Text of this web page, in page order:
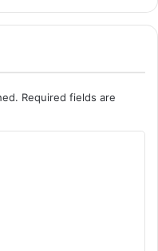
Required fields are